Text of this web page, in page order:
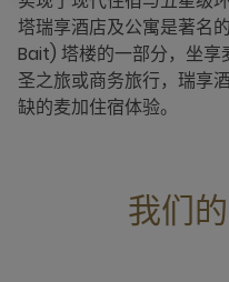
塔瑞享酒店及公寓是著名
Bait) 塔楼的一部分，坐享
圣之旅或商务旅行，瑞享
缺的麦加住宿体验。
我们